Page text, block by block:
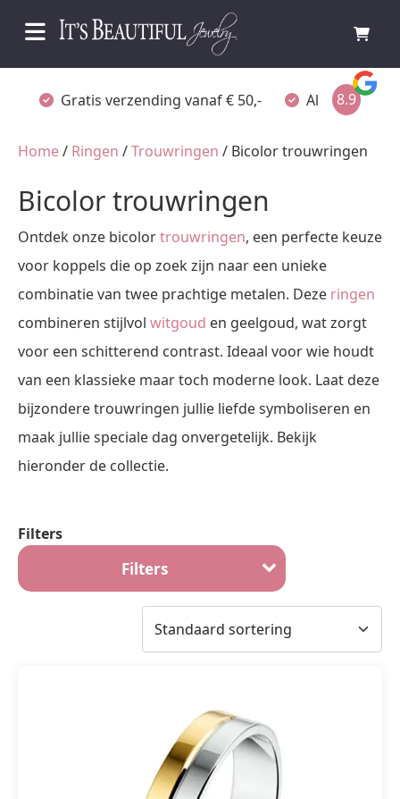
Gratis verzending vanaf € 50,- Altijd verpakt
8.9
Home/ Ringen /Trouwringen / Bicolor trouwringen
Bicolor trouwringen
Ontdek onze bicolortrouwringen, een perfecte keuze
voor koppels die op zoek zijn naar een unieke
combinatie van twee prachtige metalen. Deze ringen
combineren stijlvol witgoud en geelgoud, wat zorgt
voor een schitterend contrast. Ideaal voor wie houdt
van een klassieke maar toch moderne look. Laat deze
bijzondere trouwringen jullie liefde symboliseren en
maak jullie speciale dag onvergetelijk. Bekijk
hieronder de collectie.
Filters
Filters